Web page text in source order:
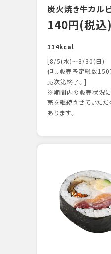
炭火焼き牛カル
140円(税込)
114kcal
[8/5(水)～8/30(日)
但し販売予定総数
売次第終了。]
※期間内の販売状況に
売を継続させていただ
あります。